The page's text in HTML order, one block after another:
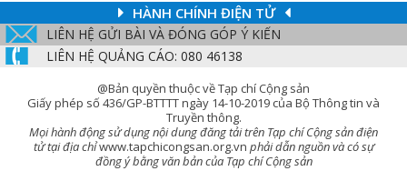
HÀNH CHÍNH ĐIỆN TỬ
LIÊN HỆ GỬI BÀI VÀ ĐÓNG GÓP Ý KIẾN
LIÊN HỆ QUẢNG CÁO: 080 46138
@Bản quyền thuộc về Tạp chí Cộng sản
Giấy phép số 436/GP-BTTTT ngày 14-10-2019 của Bộ Thông tin và
Truyền thông.
Mọi hành động sử dụng nội dung đăng tải trên Tạp chí Cộng sản điện
tử tại địa chỉwww.tapchicongsan.org.vn phải dẫn nguồn và có sự
đồng ý bằng văn bản của Tạp chí Cộng sản